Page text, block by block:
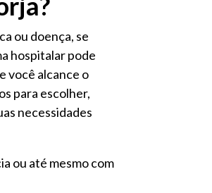
ou doença, se
hospitalar pode
você alcance o
para escolher,
necessidades
ou até mesmo com